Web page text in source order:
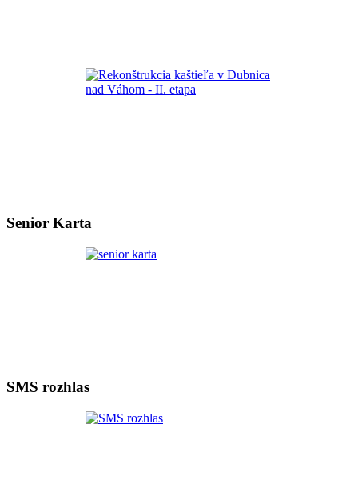
Senior Karta
SMS rozhlas